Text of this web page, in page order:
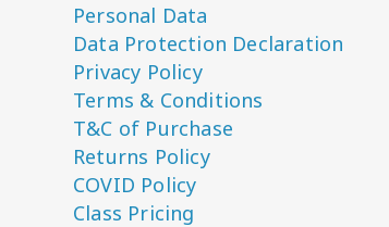
Personal Data
Data Protection Declaration
Privacy Policy
Terms & Conditions
T&C of Purchase
Returns Policy
COVID Policy
Class Pricing